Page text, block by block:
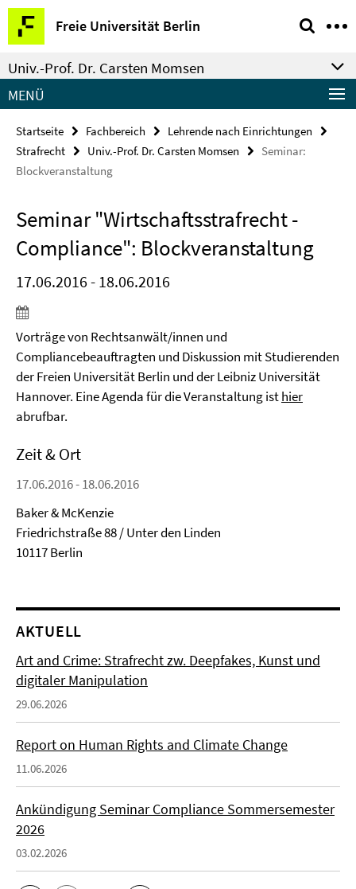
Springe
direkt
zu
Inhalt
Freie Universität Berlin
Service-
Navigation
Univ.-Prof. Dr. Carsten Momsen
MENÜ
Startseite Fachbereich
Lehrende nach Einrichtungen
Strafrecht
Univ.-Prof. Dr. Carsten Momsen
Seminar:
Blockveranstaltung
Seminar "Wirtschaftsstrafrecht -
Compliance": Blockveranstaltung
17.06.2016 - 18.06.2016
Vorträge von Rechtsanwält/innen und
Compliancebeauftragten und Diskussion mit Studierenden
der Freien Universität Berlin und der Leibniz Universität
Hannover. Eine Agenda für die Veranstaltung isthier
abrufbar.
Zeit & Ort
17.06.2016 - 18.06.2016
Baker & McKenzie
Friedrichstraße 88 / Unter den Linden
10117 Berlin
AKTUELL
Art and Crime: Strafrecht zw. Deepfakes, Kunst und
digitaler Manipulation
29.06.2026
Report on Human Rights and Climate Change
11.06.2026
Ankündigung Seminar Compliance Sommersemester
2026
03.02.2026